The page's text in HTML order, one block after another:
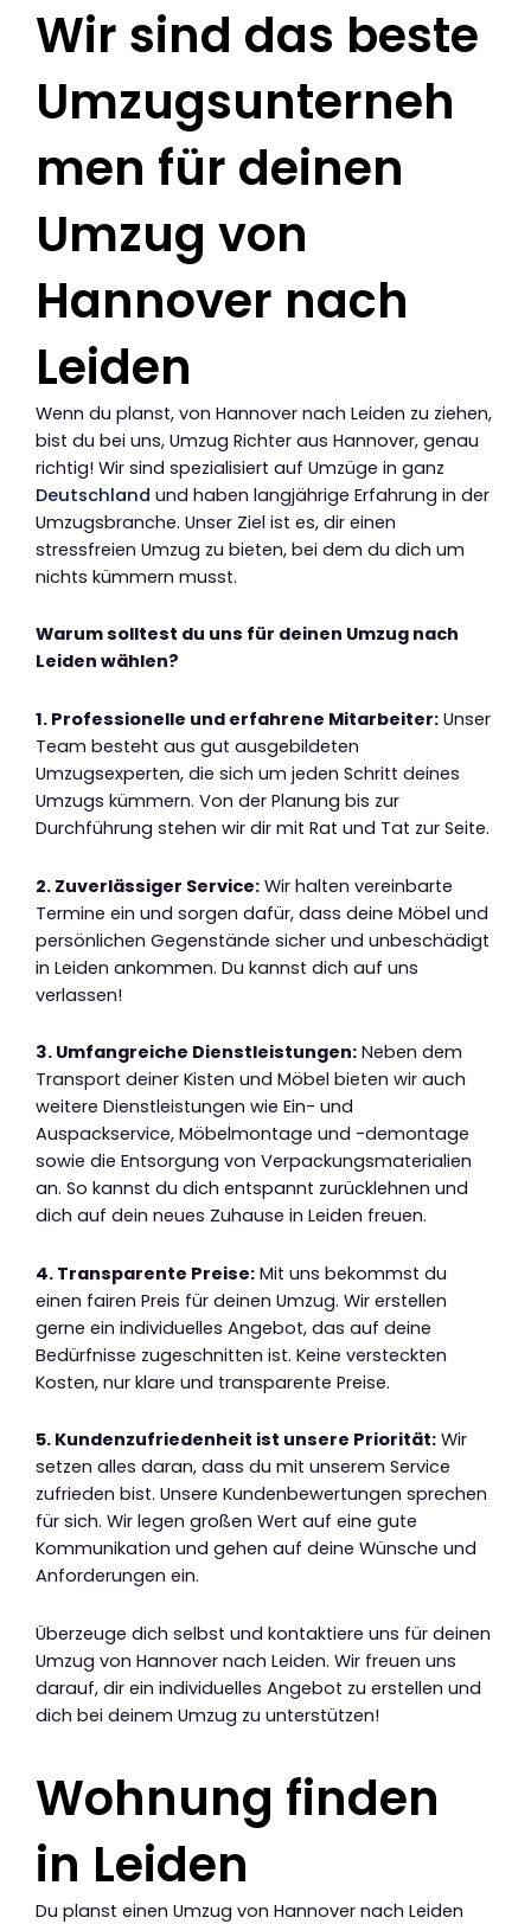
Wir sind das beste
Umzugsunterneh
men für deinen
Umzug von
Hannover nach
Leiden
Wenn du planst, von Hannover nach Leiden zu ziehen,
bist du bei uns, Umzug Richter aus Hannover, genau
richtig! Wir sind spezialisiert auf Umzüge in ganz
Deutschland und haben langjährige Erfahrung in der
Umzugsbranche. Unser Ziel ist es, dir einen
stressfreien Umzug zu bieten, bei dem du dich um
nichts kümmern musst.
Warum solltest du uns für deinen Umzug nach
Leiden wählen?
1. Professionelle und erfahrene Mitarbeiter: Unser
Team besteht aus gut ausgebildeten
Umzugsexperten, die sich um jeden Schritt deines
Umzugs kümmern. Von der Planung bis zur
Durchführung stehen wir dir mit Rat und Tat zur Seite.
2. Zuverlässiger Service: Wir halten vereinbarte
Termine ein und sorgen dafür, dass deine Möbel und
persönlichen Gegenstände sicher und unbeschädigt
in Leiden ankommen. Du kannst dich auf uns
verlassen!
3. Umfangreiche Dienstleistungen: Neben dem
Transport deiner Kisten und Möbel bieten wir auch
weitere Dienstleistungen wie Ein- und
Auspackservice, Möbelmontage und -demontage
sowie die Entsorgung von Verpackungsmaterialien
an. So kannst du dich entspannt zurücklehnen und
dich auf dein neues Zuhause in Leiden freuen.
4. Transparente Preise: Mit uns bekommst du
einen fairen Preis für deinen Umzug. Wir erstellen
gerne ein individuelles Angebot, das auf deine
Bedürfnisse zugeschnitten ist. Keine versteckten
Kosten, nur klare und transparente Preise.
5. Kundenzufriedenheit ist unsere Priorität: Wir
setzen alles daran, dass du mit unserem Service
zufrieden bist. Unsere Kundenbewertungen sprechen
für sich. Wir legen großen Wert auf eine gute
Kommunikation und gehen auf deine Wünsche und
Anforderungen ein.
Überzeuge dich selbst und kontaktiere uns für deinen
Umzug von Hannover nach Leiden. Wir freuen uns
darauf, dir ein individuelles Angebot zu erstellen und
dich bei deinem Umzug zu unterstützen!
Wohnung finden
in Leiden
Du planst einen Umzug von Hannover nach Leiden